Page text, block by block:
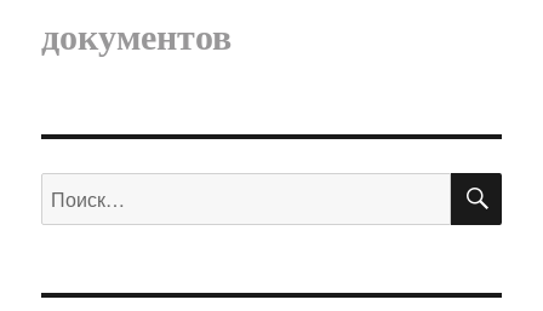
документов
Искать: